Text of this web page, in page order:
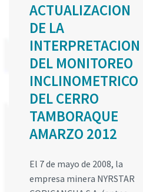
ACTUALIZACION
DE LA
INTERPRETACION
DEL MONITOREO
INCLINOMETRICO
DEL CERRO
TAMBORAQUE
AMARZO 2012
El 7 de mayo de 2008, la
empresa minera NYRSTAR